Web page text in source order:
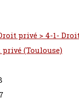
privé > 4-1-
(Toulouse)